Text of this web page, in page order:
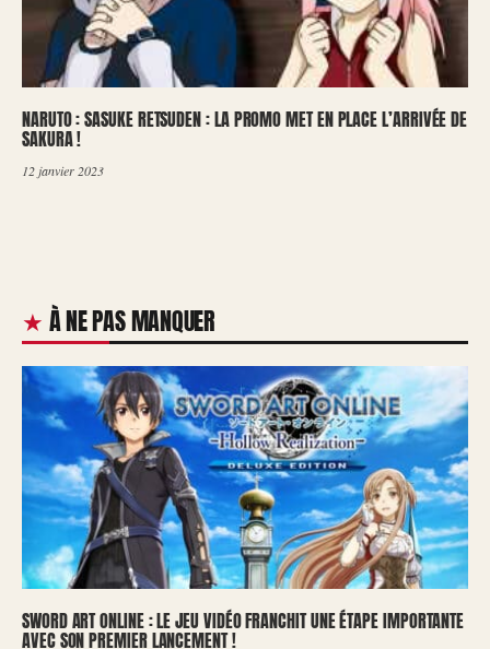
NARUTO : SASUKE RETSUDEN : LA PROMO MET EN PLACE L’ARRIVÉE DE
SAKURA !
12 janvier 2023
À NE PAS MANQUER
SWORD ART ONLINE : LE JEU VIDÉO FRANCHIT UNE ÉTAPE IMPORTANTE
AVEC SON PREMIER LANCEMENT !